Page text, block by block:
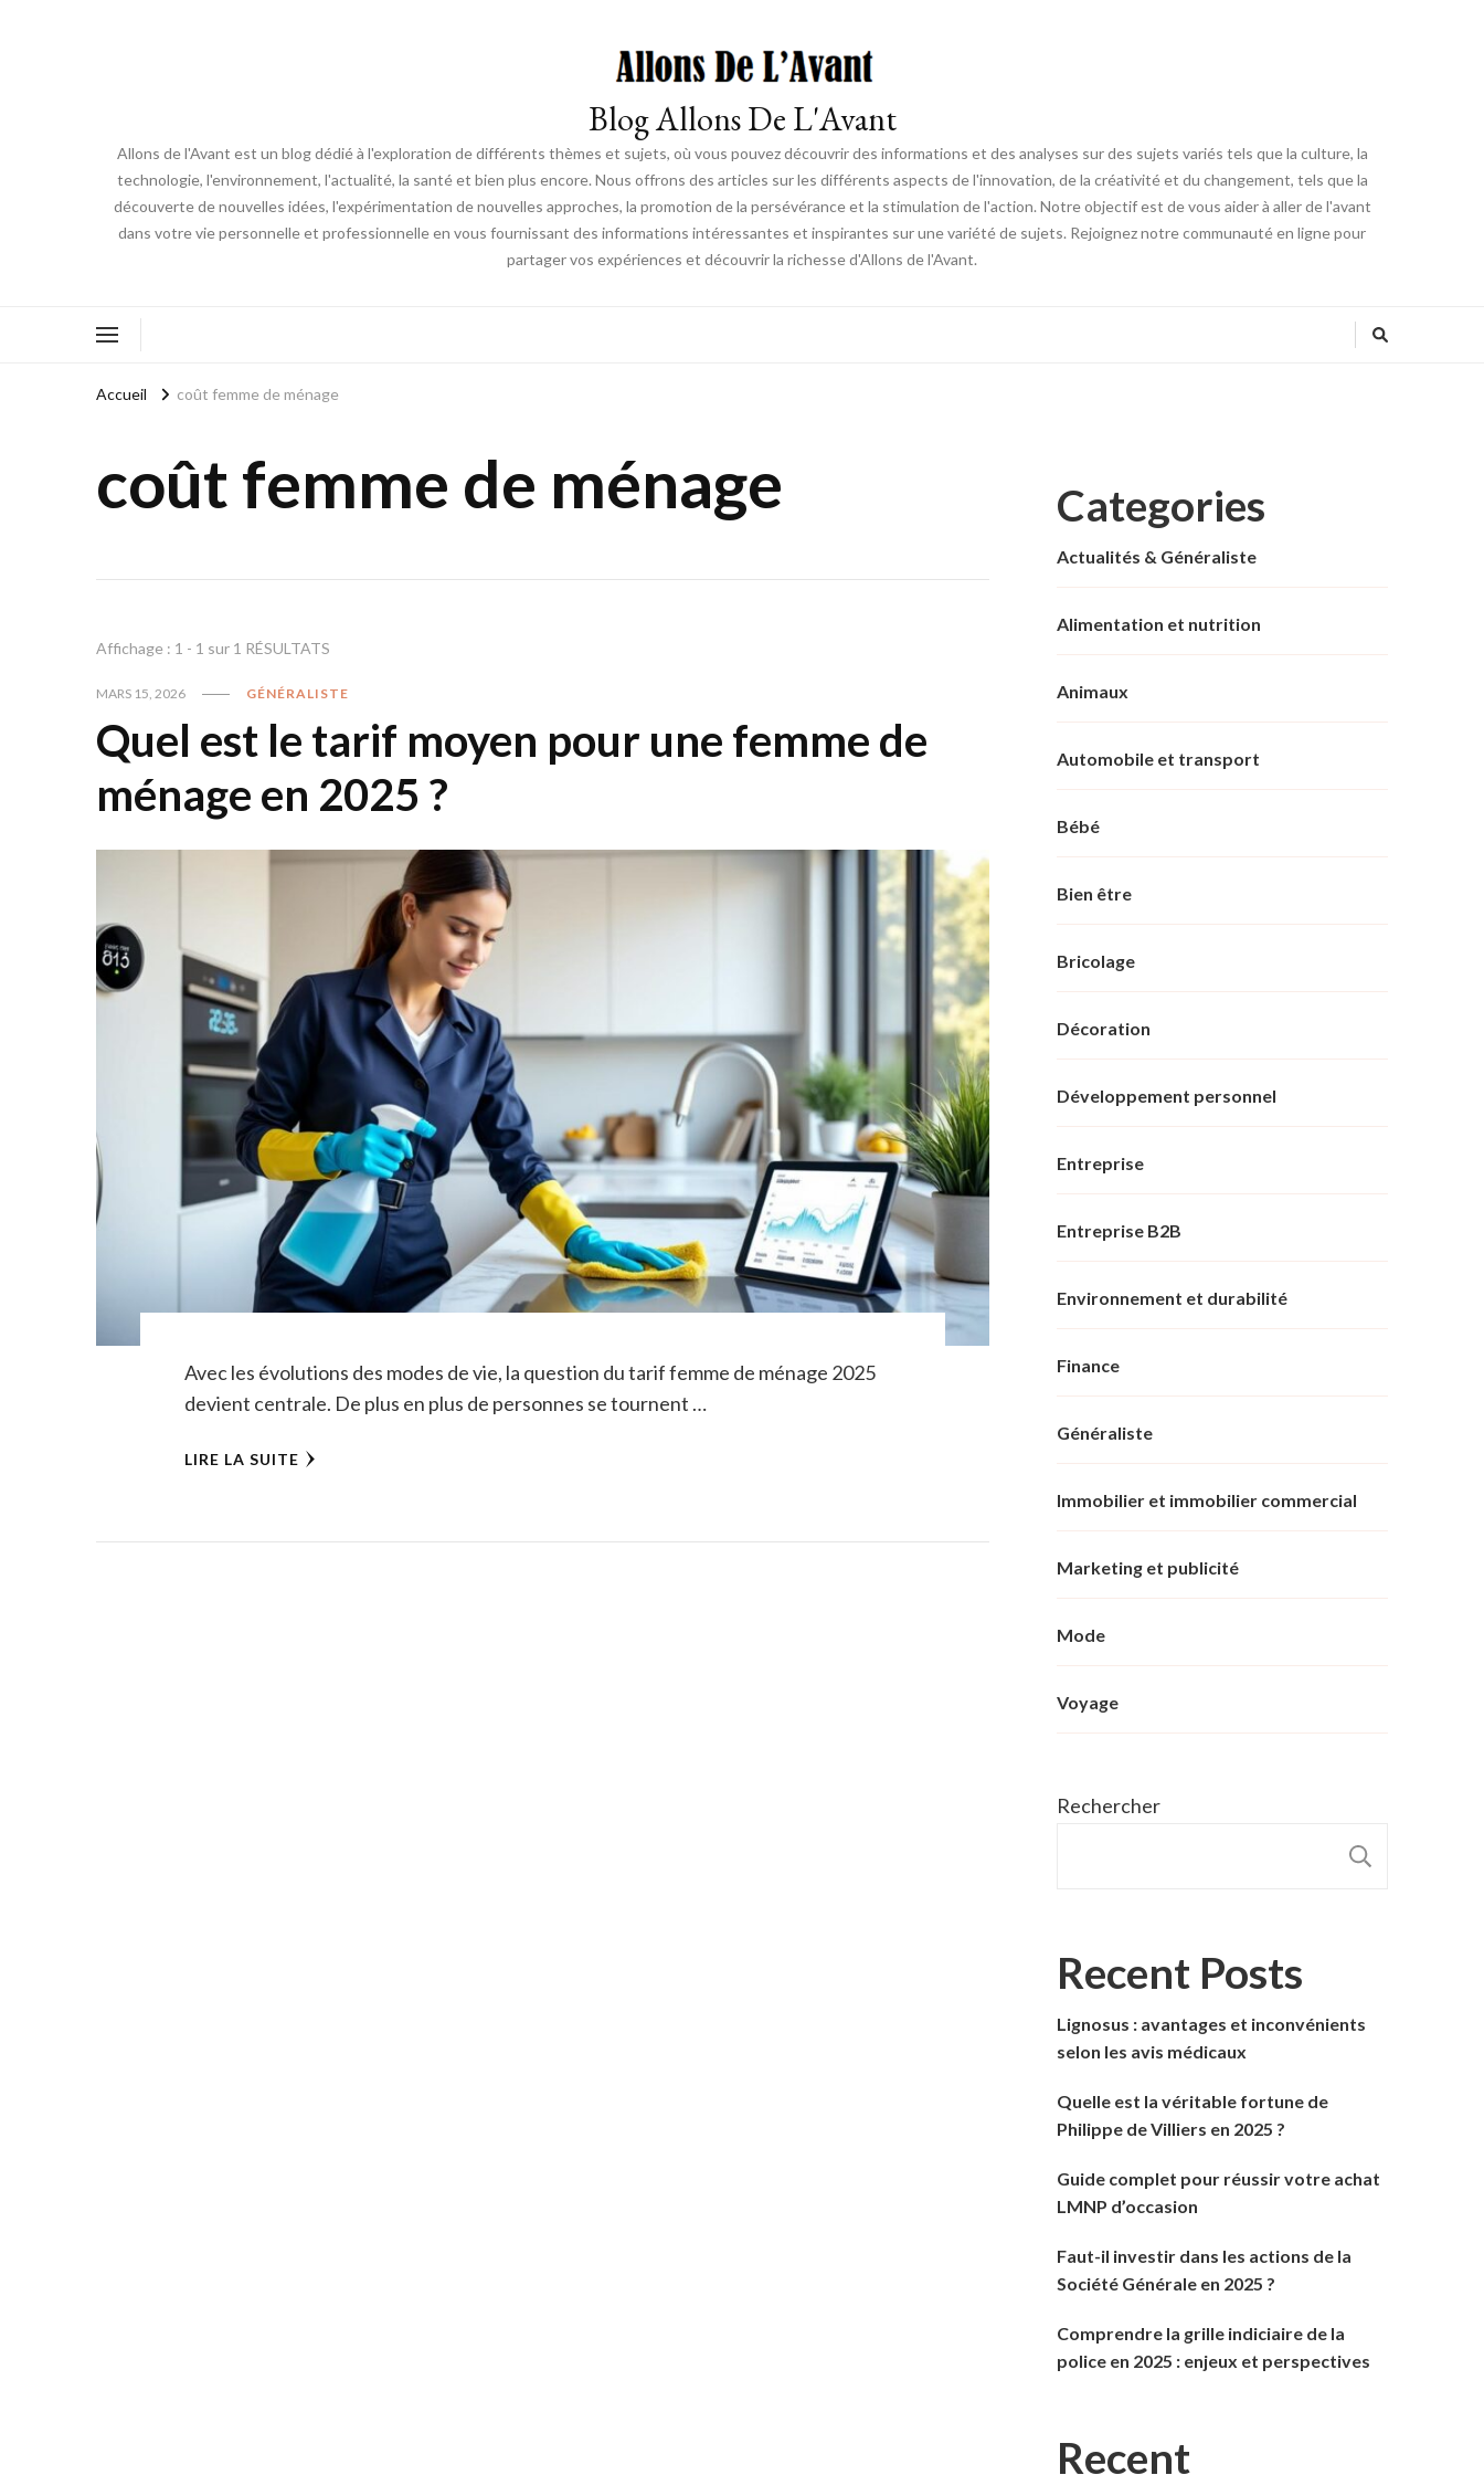
Blog Allons De L'Avant
Allons de l'Avant est un blog dédié à l'exploration de différents thèmes et sujets, où vous pouvez découvrir des informations et des analyses sur des sujets variés tels que la culture, la
technologie, l'environnement, l'actualité, la santé et bien plus encore. Nous offrons des articles sur les différents aspects de l'innovation, de la créativité et du changement, tels que la
découverte de nouvelles idées, l'expérimentation de nouvelles approches, la promotion de la persévérance et la stimulation de l'action. Notre objectif est de vous aider à aller de l'avant
dans votre vie personnelle et professionnelle en vous fournissant des informations intéressantes et inspirantes sur une variété de sujets. Rejoignez notre communauté en ligne pour
partager vos expériences et découvrir la richesse d'Allons de l'Avant.
Accueil coût femme de ménage
coût femme de ménage
Affichage : 1 - 1 sur 1 RÉSULTATS
MARS 15, 2026 GÉNÉRALISTE
Quel est le tarif moyen pour une femme de
ménage en 2025 ?
Avec les évolutions des modes de vie, la question du tarif femme de ménage 2025
devient centrale. De plus en plus de personnes se tournent …
LIRE LA SUITE
Categories
Actualités & Généraliste
Alimentation et nutrition
Animaux
Automobile et transport
Bébé
Bien être
Bricolage
Décoration
Développement personnel
Entreprise
Entreprise B2B
Environnement et durabilité
Finance
Généraliste
Immobilier et immobilier commercial
Marketing et publicité
Mode
Voyage
Rechercher
Recent Posts
Lignosus : avantages et inconvénients
selon les avis médicaux
Quelle est la véritable fortune de
Philippe de Villiers en 2025 ?
Guide complet pour réussir votre achat
LMNP d’occasion
Faut-il investir dans les actions de la
Société Générale en 2025 ?
Comprendre la grille indiciaire de la
police en 2025 : enjeux et perspectives
Recent